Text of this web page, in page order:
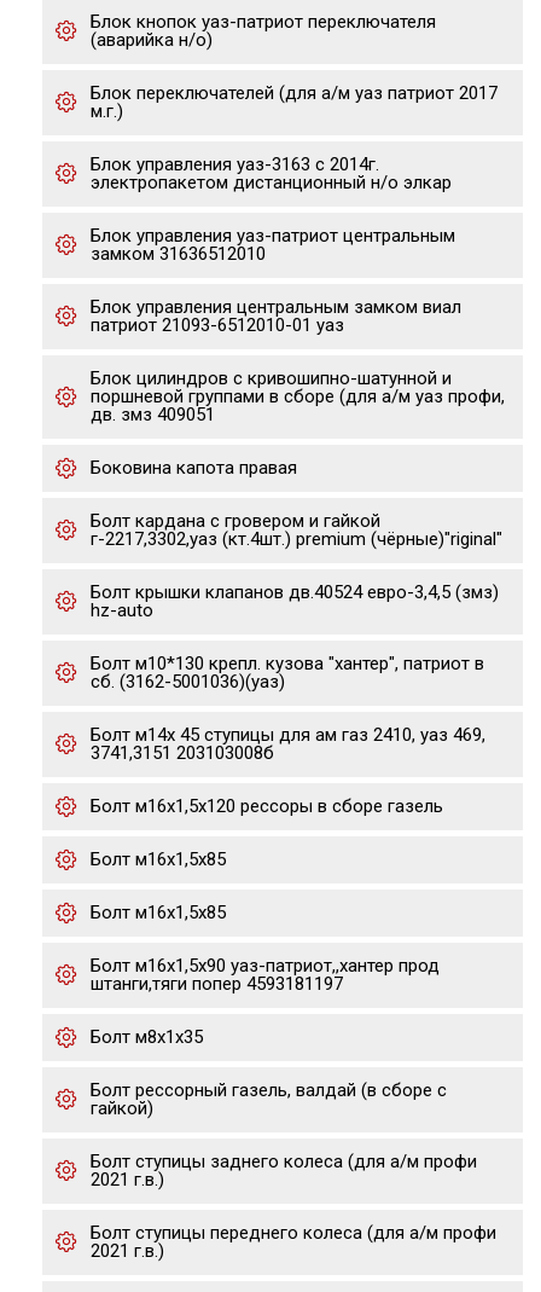
Блок кнопок уаз-патриот переключателя
(аварийка н/о)
Блок переключателей (для а/м уаз патриот 2017
м.г.)
Блок управления уаз-3163 с 2014г.
электропакетом дистанционный н/о элкар
Блок управления уаз-патриот центральным
замком 31636512010
Блок управления центральным замком виал
патриот 21093-6512010-01 уаз
Блок цилиндров с кривошипно-шатунной и
поршневой группами в сборе (для а/м уаз профи,
дв. змз 409051
Боковина капота правая
Болт кардана с гровером и гайкой
г-2217,3302,уаз (кт.4шт.) premium (чёрные)"riginal"
Болт крышки клапанов дв.40524 евро-3,4,5 (змз)
hz-auto
Болт м10*130 крепл. кузова "хантер", патриот в
сб. (3162-5001036)(уаз)
Болт м14х 45 ступицы для ам газ 2410, уаз 469,
3741,3151 203103008б
Болт м16х1,5х120 рессоры в сборе газель
Болт м16х1,5х85
Болт м16х1,5х85
Болт м16х1,5х90 уаз-патриот,,хантер прод
штанги,тяги попер 4593181197
Болт м8х1х35
Болт рессорный газель, валдай (в сборе с
гайкой)
Болт ступицы заднего колеса (для а/м профи
2021 г.в.)
Болт ступицы переднего колеса (для а/м профи
2021 г.в.)